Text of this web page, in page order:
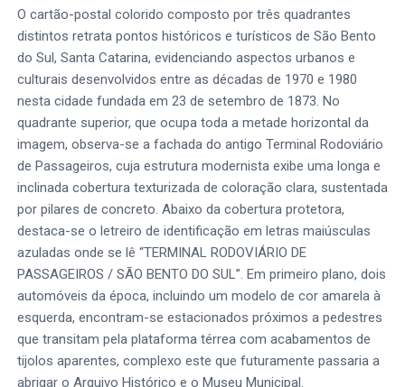
O cartão-postal colorido composto por três quadrantes
distintos retrata pontos históricos e turísticos de São Bento
do Sul, Santa Catarina, evidenciando aspectos urbanos e
culturais desenvolvidos entre as décadas de 1970 e 1980
nesta cidade fundada em 23 de setembro de 1873. No
quadrante superior, que ocupa toda a metade horizontal da
imagem, observa-se a fachada do antigo Terminal Rodoviário
de Passageiros, cuja estrutura modernista exibe uma longa e
inclinada cobertura texturizada de coloração clara, sustentada
por pilares de concreto. Abaixo da cobertura protetora,
destaca-se o letreiro de identificação em letras maiúsculas
azuladas onde se lê “TERMINAL RODOVIÁRIO DE
PASSAGEIROS / SÃO BENTO DO SUL”. Em primeiro plano, dois
automóveis da época, incluindo um modelo de cor amarela à
esquerda, encontram-se estacionados próximos a pedestres
que transitam pela plataforma térrea com acabamentos de
tijolos aparentes, complexo este que futuramente passaria a
abrigar o Arquivo Histórico e o Museu Municipal.